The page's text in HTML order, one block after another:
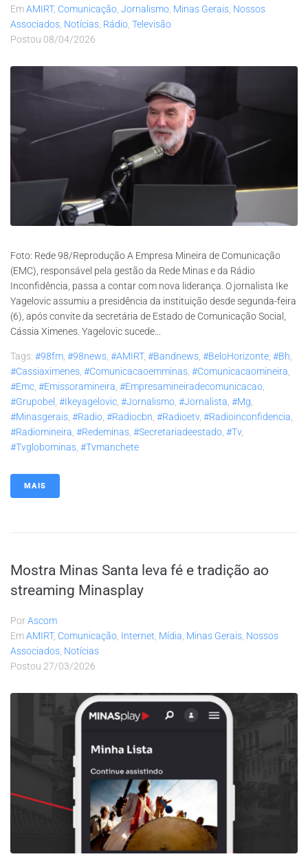
EmAMIRT, Comunicação Jornalismo Minas Gerais Nossos
Associados Notícias Rádio Televisão
Postou 08/04/2026
​Foto: Rede 98/Reprodução A Empresa Mineira de Comunicação
(EMC), responsável pela gestão da Rede Minas e da Rádio
Inconfidência, passa a contar com nova liderança. O jornalista Ike
Yagelovic assumiu a presidência da instituição desde segunda-feira
(6), após convite da secretária de Estado de Comunicação Social,
Cássia Ximenes. Yagelovic sucede...
Tags: #98fm, #98news, #AMIRT, #bandnews, #BeloHorizonte, #bh,
#cassiaximenes, #comunicacaoemminas, #comunicacaomineira,
#emc, #emissoramineira, #empresamineiradecomunicacao,
#grupobel , #ikeyagelovic, #jornalismo, #jornalista, #mg,
#minasgerais, #radio, #radiocbn, #radioetv, #radioinconfidencia,
#radiomineira, #redeminas, #secretariadeestado, #tv,
#tvglobominas, #tvmanchete
MAIS
Mostra Minas Santa leva fé e tradição ao
streaming Minasplay
PorAscom
EmAMIRT, Comunicação, Internet, Mídia, Minas Gerais, Nossos
Associados, Notícias
Postou 27/03/2026